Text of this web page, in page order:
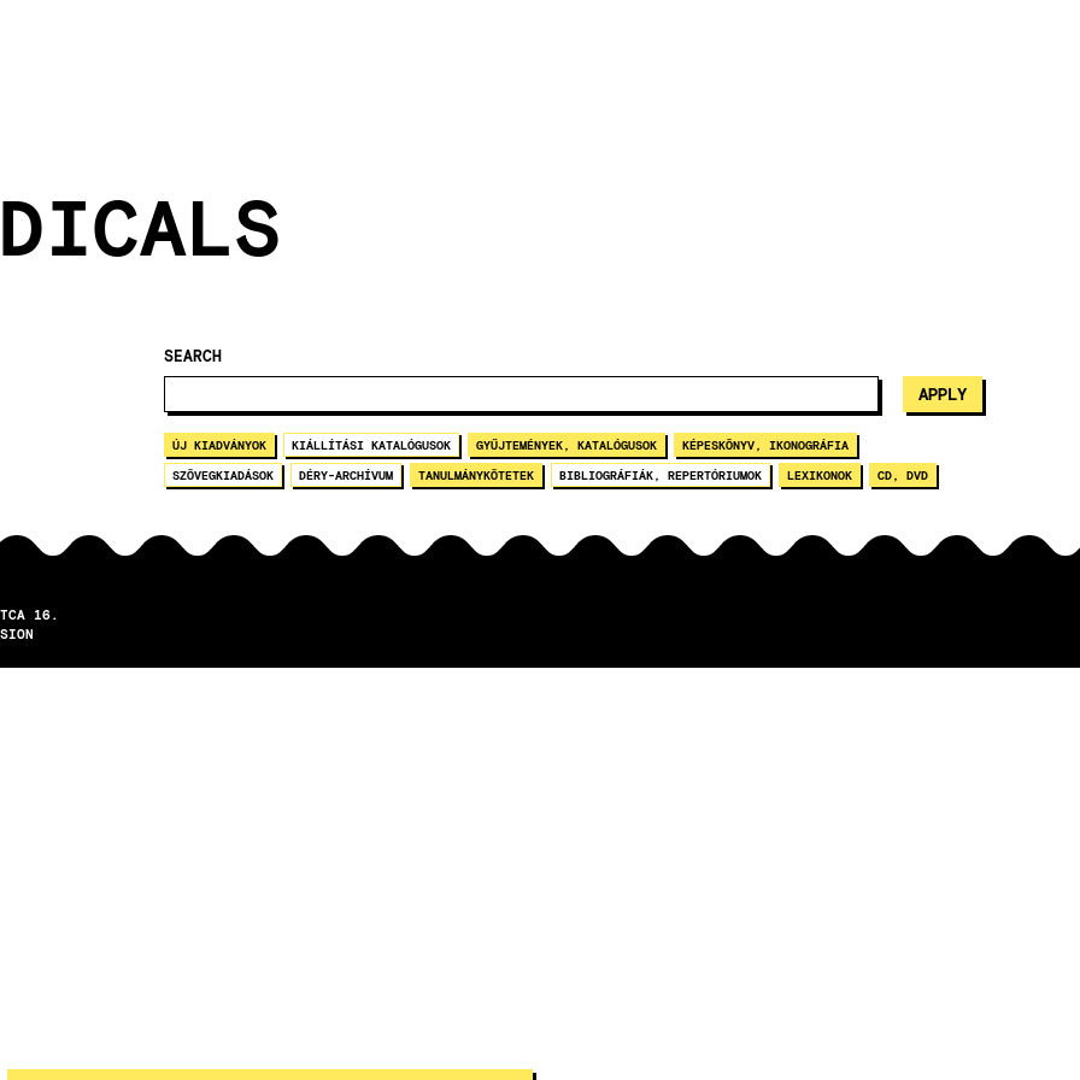
SEARCH
ÚJ KIADVÁNYOK KIÁLLÍTÁSI KATALÓGUSOK GYŰJTEMÉNYEK, KATALÓGUSOK KÉPESKÖNYV, IKONOGRÁFIA
SZÖVEGKIADÁSOK DÉRY-ARCHÍVUM TANULMÁNYKÖTETEK BIBLIOGRÁFIÁK, REPERTÓRIUMOK LEXIKONOK CD, DVD
16.